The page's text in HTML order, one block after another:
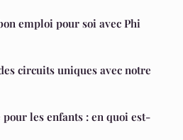
emploi pour soi avec Phi
circuits uniques avec notre
les enfants : en quoi est-